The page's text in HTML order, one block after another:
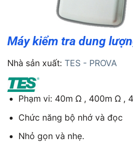
Máy kiểm tra dung
Nhà sản xuất: TES - PROVA
Phạm vi: 40m Ω , 400m Ω ,
Chức năng bộ nhớ và đọc
Nhỏ gọn và nhẹ.